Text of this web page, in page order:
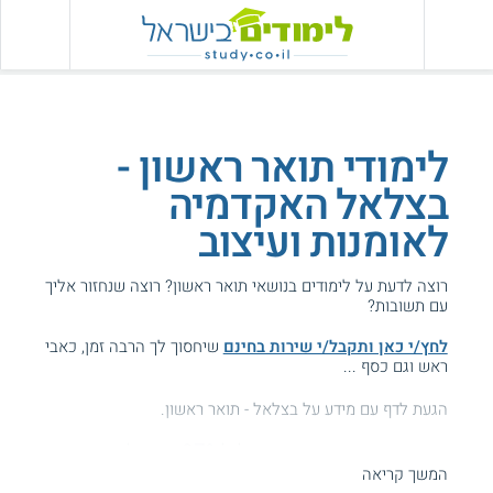
לימודי תואר ראשון -
בצלאל האקדמיה
לאומנות ועיצוב
רוצה לדעת על לימודים בנושאי תואר ראשון? רוצה שנחזור אליך
עם תשובות?
לחץ/י כאן ותקבל/י שירות בחינם שיחסוך לך הרבה זמן, כאבי
ראש וגם כסף ...
הגעת לדף עם מידע על בצלאל - תואר ראשון.
עזרנו גם לך? דרג אותנו:המשך קריאה